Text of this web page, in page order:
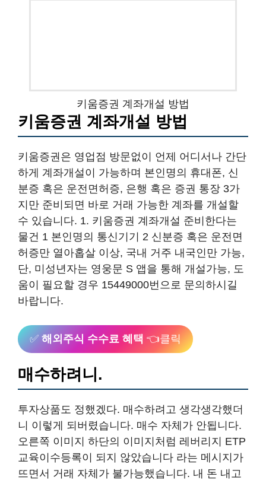
키움증권 계좌개설 방법
키움증권 계좌개설 방법
키움증권은 영업점 방문없이 언제 어디서나 간단
하게 계좌개설이 가능하며 본인명의 휴대폰, 신
분증 혹은 운전면허증, 은행 혹은 증권 통장 3가
지만 준비되면 바로 거래 가능한 계좌를 개설할
수 있습니다. 1. 키움증권 계좌개설 준비한다는
물건 1 본인명의 통신기기 2 신분증 혹은 운전면
허증만 열아홉살 이상, 국내 거주 내국인만 가능,
단, 미성년자는 영웅문 S 앱을 통해 개설가능, 도
움이 필요할 경우 15449000번으로 문의하시길
바랍니다.
✅ 해외주식 수수료 혜택 👈클릭
매수하려니.
투자상품도 정했겠다. 매수하려고 생각생각했더
니 이렇게 되버렸습니다. 매수 자체가 안됩니다.
오른쪽 이미지 하단의 이미지처럼 레버리지 ETP
교육이수등록이 되지 않았습니다 라는 메시지가
뜨면서 거래 자체가 불가능했습니다. 내 돈 내고